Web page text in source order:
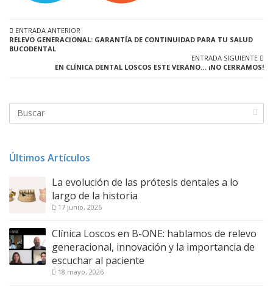
ENTRADA ANTERIOR
RELEVO GENERACIONAL: GARANTÍA DE CONTINUIDAD PARA TU SALUD
BUCODENTAL
ENTRADA SIGUIENTE
EN CLÍNICA DENTAL LOSCOS ESTE VERANO… ¡NO CERRAMOS!
Últimos Artículos
La evolución de las prótesis dentales a lo
largo de la historia
17 junio, 2026
Clínica Loscos en B-ONE: hablamos de relevo
generacional, innovación y la importancia de
escuchar al paciente
18 mayo, 2026